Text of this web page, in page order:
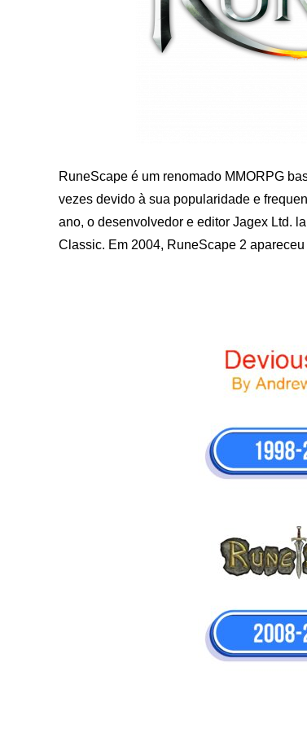
RuneScape é um renomado MMORPG
vezes devido à sua popularidade e
ano, o desenvolvedor e editor Jagex Ltd.
Classic. Em 2004, RuneScape 2